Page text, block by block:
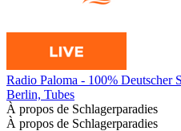
Radio Paloma - 100% Deutscher
Berlin, Tubes
À propos de Schlagerparadies
À propos de Schlagerparadies